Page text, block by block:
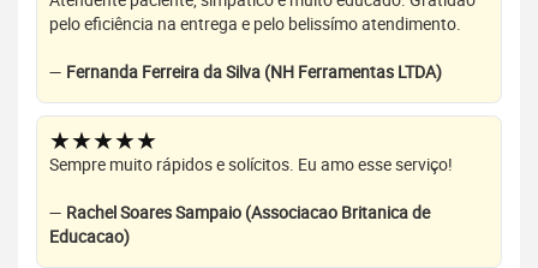
pelo eficiência na entrega e pelo belissímo atendimento.
— Fernanda Ferreira da Silva (NH Ferramentas LTDA)
★★★★★
Sempre muito rápidos e solícitos. Eu amo esse serviço!
— Rachel Soares Sampaio (Associacao Britanica de
Educacao)